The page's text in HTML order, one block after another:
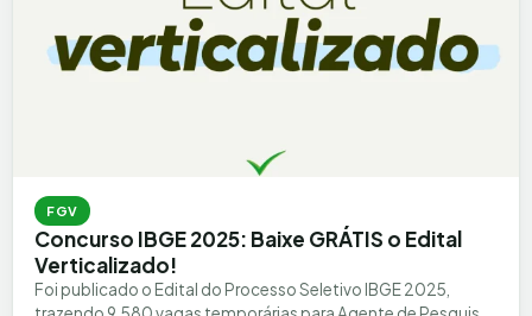
FGV
Concurso IBGE 2025: Baixe GRÁTIS o Edital
Verticalizado!
Foi publicado o Edital do Processo Seletivo IBGE 2025,